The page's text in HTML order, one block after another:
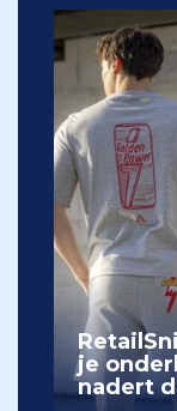
je
nadert